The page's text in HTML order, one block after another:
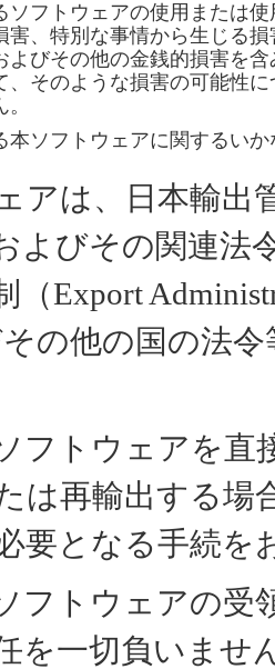
ソフトウェアの使用または
害、特別な事情から生じる
よびその他の金銭的損害を
、そのような損害の可能性
本ソフトウェアに関するい
アは、日本輸出
よびその関連法
（Export
の他の国の法
フトウェアを直
は再輸出する場
要となる手続を
フトウェアの受
を一切負いませ